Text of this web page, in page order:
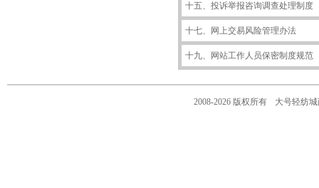
十五、投诉举报咨询调查处理制度
十七、网上交易风险管理办法
十九、网站工作人员保密制度规范
2008-2026 版权所有 大号轻纺